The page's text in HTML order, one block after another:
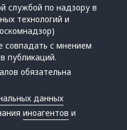
службой по надзору в
технологий и
с мнением
публикаций.
обязательна
данных
иноагентов и